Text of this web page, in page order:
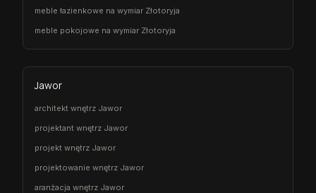
meble łazienkowe na wymiar Złotoryja
meble pokojowe na wymiar Złotoryja
Jawor
architekt wnętrz Jawor
projektant wnętrz Jawor
projekt wnętrz Jawor
projektowanie wnętrz Jawor
aranżacja wnętrz Jawor